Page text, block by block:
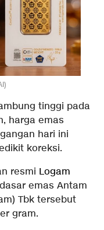
tinggi pada
harga emas
hari ini
koreksi.
resmi Logam
emas Antam
Tbk tersebut
gram.